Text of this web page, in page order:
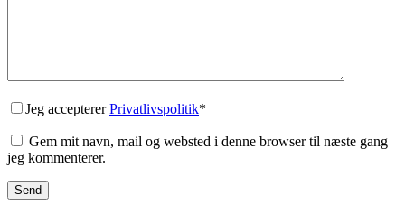
Jeg acceptererPrivatlivspolitik*
Gem mit navn, mail og websted i denne browser til næste gang
jeg kommenterer.
Send